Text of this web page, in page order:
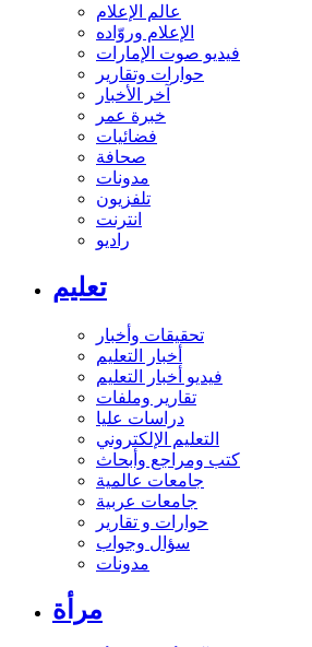
عالم الإعلام
الإعلام وروّاده
فيديو صوت الإمارات
حوارات وتقارير
آخر الأخبار
خبرة عمر
فضائيات
صحافة
مدونات
تلفزيون
انترنت
راديو
تعليم
تحقيقات وأخبار
أخبار التعليم
فيديو أخبار التعليم
تقارير وملفات
دراسات عليا
التعليم الإلكتروني
كتب ومراجع وأبحاث
جامعات عالمية
جامعات عربية
حوارات و تقارير
سؤال وجواب
مدونات
مرأة